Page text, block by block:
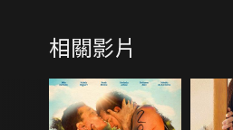
相關影片